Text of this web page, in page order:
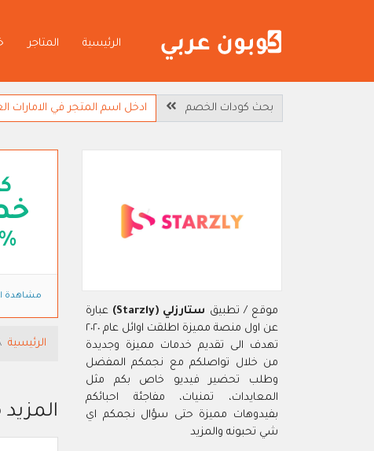
الرئيسية المتاجر
بحث كودات الخصم
مشاهدة
الرئيسية
موقع / تطبيق ستارزلي (Starzly)
عبارة
عن اول منصة مميزة اطلقت اوائل عام ٢٠٢٠
تهدف الى تقديم خدمات مميزة وجديدة
من خلال تواصلكم مع نجمكم المفضل
وطلب تحضير فيديو خاص بكم مثل
المعايدات، تمنيات، مفاجئة احبائكم
بفيدوهات مميزة حتى سؤال نجمكم اي
شي تحبونه والمزيد